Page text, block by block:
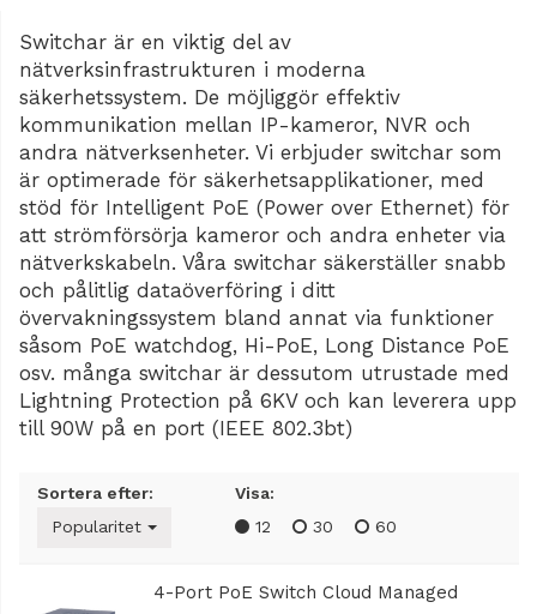
Switchar är en viktig del av
nätverksinfrastrukturen i moderna
säkerhetssystem. De möjliggör effektiv
kommunikation mellan IP-kameror, NVR och
andra nätverksenheter. Vi erbjuder switchar som
är optimerade för säkerhetsapplikationer, med
stöd för Intelligent PoE (Power over Ethernet) för
att strömförsörja kameror och andra enheter via
nätverkskabeln. Våra switchar säkerställer snabb
och pålitlig dataöverföring i ditt
övervakningssystem bland annat via funktioner
såsom PoE watchdog, Hi-PoE, Long Distance PoE
osv. många switchar är dessutom utrustade med
Lightning Protection på 6KV och kan leverera upp
till 90W på en port (IEEE 802.3bt)
Sortera efter:
Popularitet
Visa:
12
30 60
4-Port PoE Switch Cloud Managed